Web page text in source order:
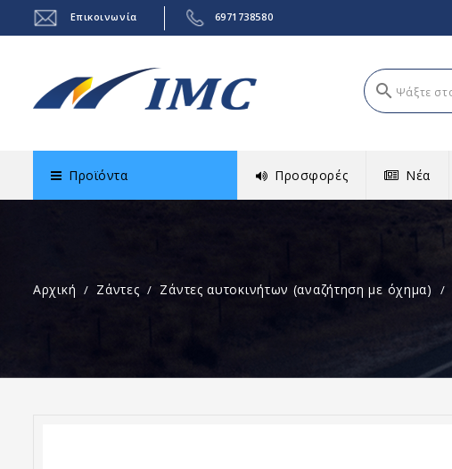
Επικοινωνία 6971738580
search
Προϊόντα Προσφορές Νέα
Αρχική Ζάντες Ζάντες αυτοκινήτων (αναζήτηση με όχημα)